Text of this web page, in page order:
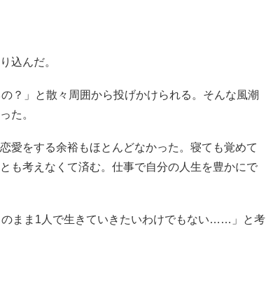
込んだ。
？」と散々周囲から投げかけられる。そんな風潮
た。
愛をする余裕もほとんどなかった。寝ても覚めて
も考えなくて済む。仕事で自分の人生を豊かにで
まま1人で生きていきたいわけでもない……」と考